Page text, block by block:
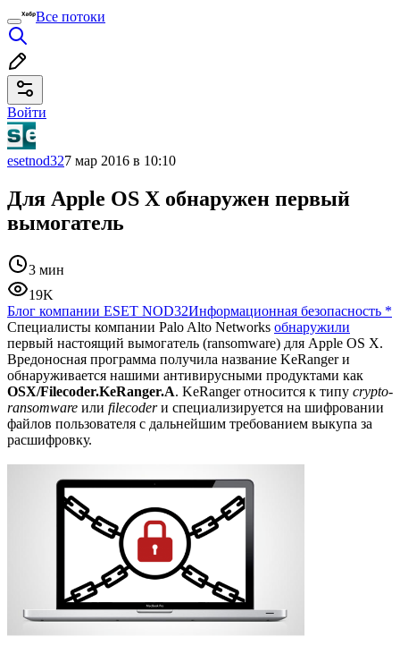
Все потоки
Войти
esetnod327 мар 2016 в 10:10
Для Apple OS X обнаружен первый
вымогатель
3 мин
19K
Блог компании ESET NOD32Информационная безопасность *
Специалисты компании Palo Alto Networks обнаружили
первый настоящий вымогатель (ransomware) для Apple OS X.
Вредоносная программа получила название KeRanger и
обнаруживается нашими антивирусными продуктами как
OSX/Filecoder.KeRanger.A. KeRanger относится к типу crypto-
ransomware или filecoderи специализируется на шифровании
файлов пользователя с дальнейшим требованием выкупа за
расшифровку.